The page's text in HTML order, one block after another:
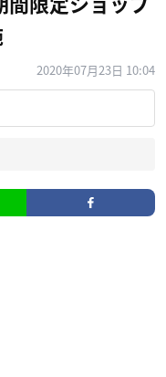
間限定ショップ
2020年07月23日 10:04